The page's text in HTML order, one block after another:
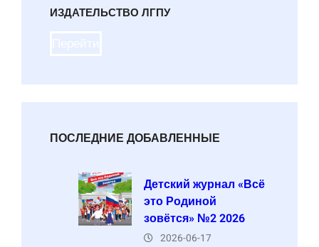
ИЗДАТЕЛЬСТВО ЛГПУ
ПОСЛЕДНИЕ ДОБАВЛЕННЫЕ
Детский журнал «Всё
это Родиной
зовётся» №2 2026
2026-06-17